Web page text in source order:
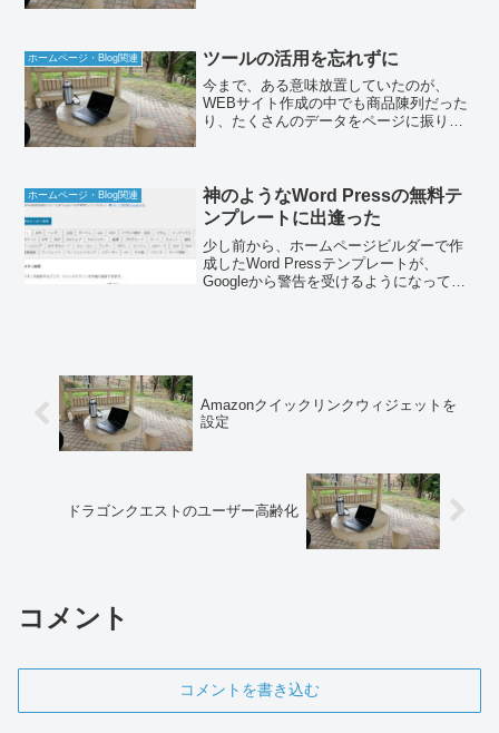
索エンジンの上位になる可能...
ホームページ・Blog関連 ツールの活用を忘れずに
今まで、ある意味放置していたのが、
WEBサイト作成の中でも商品陳列だった
り、たくさんのデータをページに振り分
る場合、先に商品をCSVフ...
ホームページ・Blog関連
神のようなWord Pressの無料テ
ンプレートに出逢った
少し前から、ホームページビルダーで作
成したWord Pressテンプレートが、
Googleから警告を受けるようになってい
Amazonクイックリンクウィジェットを
設定
ドラゴンクエストのユーザー高齢化
コメント
コメントを書き込む